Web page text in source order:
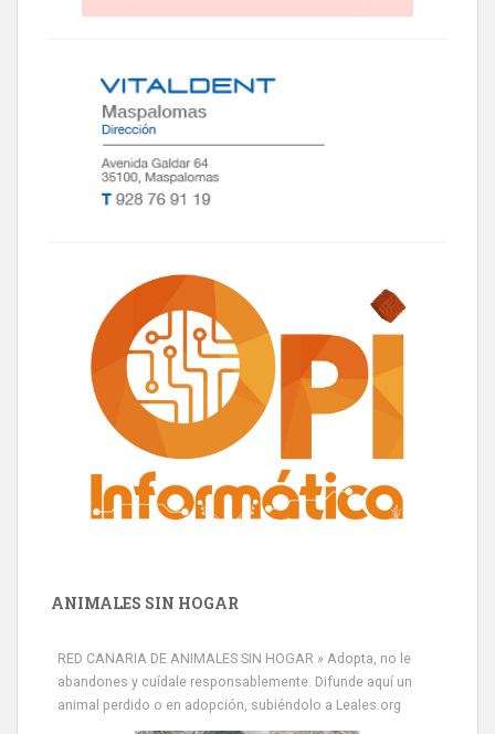
ANIMALES SIN HOGAR
RED CANARIA DE ANIMALES SIN HOGAR » Adopta, no le
abandones y cuídale responsablemente. Difunde aquí un
animal perdido o en adopción, subiéndolo a Leales.org